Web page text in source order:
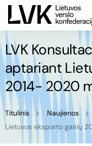
LVK
aptariant
2014- 2020
Titulinis Naujienos
Lietuvos eksporto gairių